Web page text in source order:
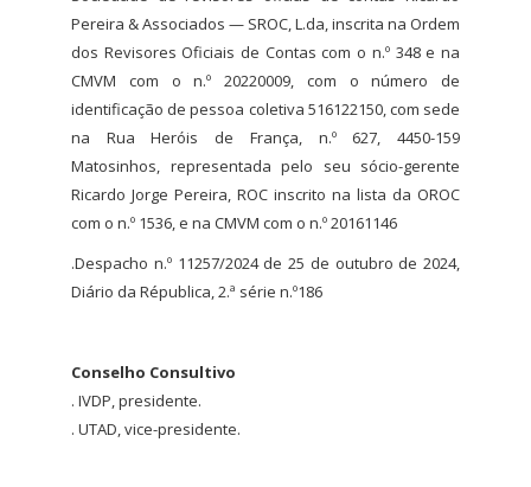
Pereira & Associados — SROC, L.da, inscrita na Ordem
dos Revisores Oficiais de Contas com o n.º 348 e na
CMVM com o n.º 20220009, com o número de
identificação de pessoa coletiva 516122150, com sede
na Rua Heróis de França, n.º 627, 4450-159
Matosinhos, representada pelo seu sócio-gerente
Ricardo Jorge Pereira, ROC inscrito na lista da OROC
com o n.º 1536, e na CMVM com o n.º 20161146
.Despacho n.º 11257/2024 de 25 de outubro de 2024,
Diário da Républica, 2.ª série n.º186
Conselho Consultivo
. IVDP, presidente.
. UTAD, vice-presidente.